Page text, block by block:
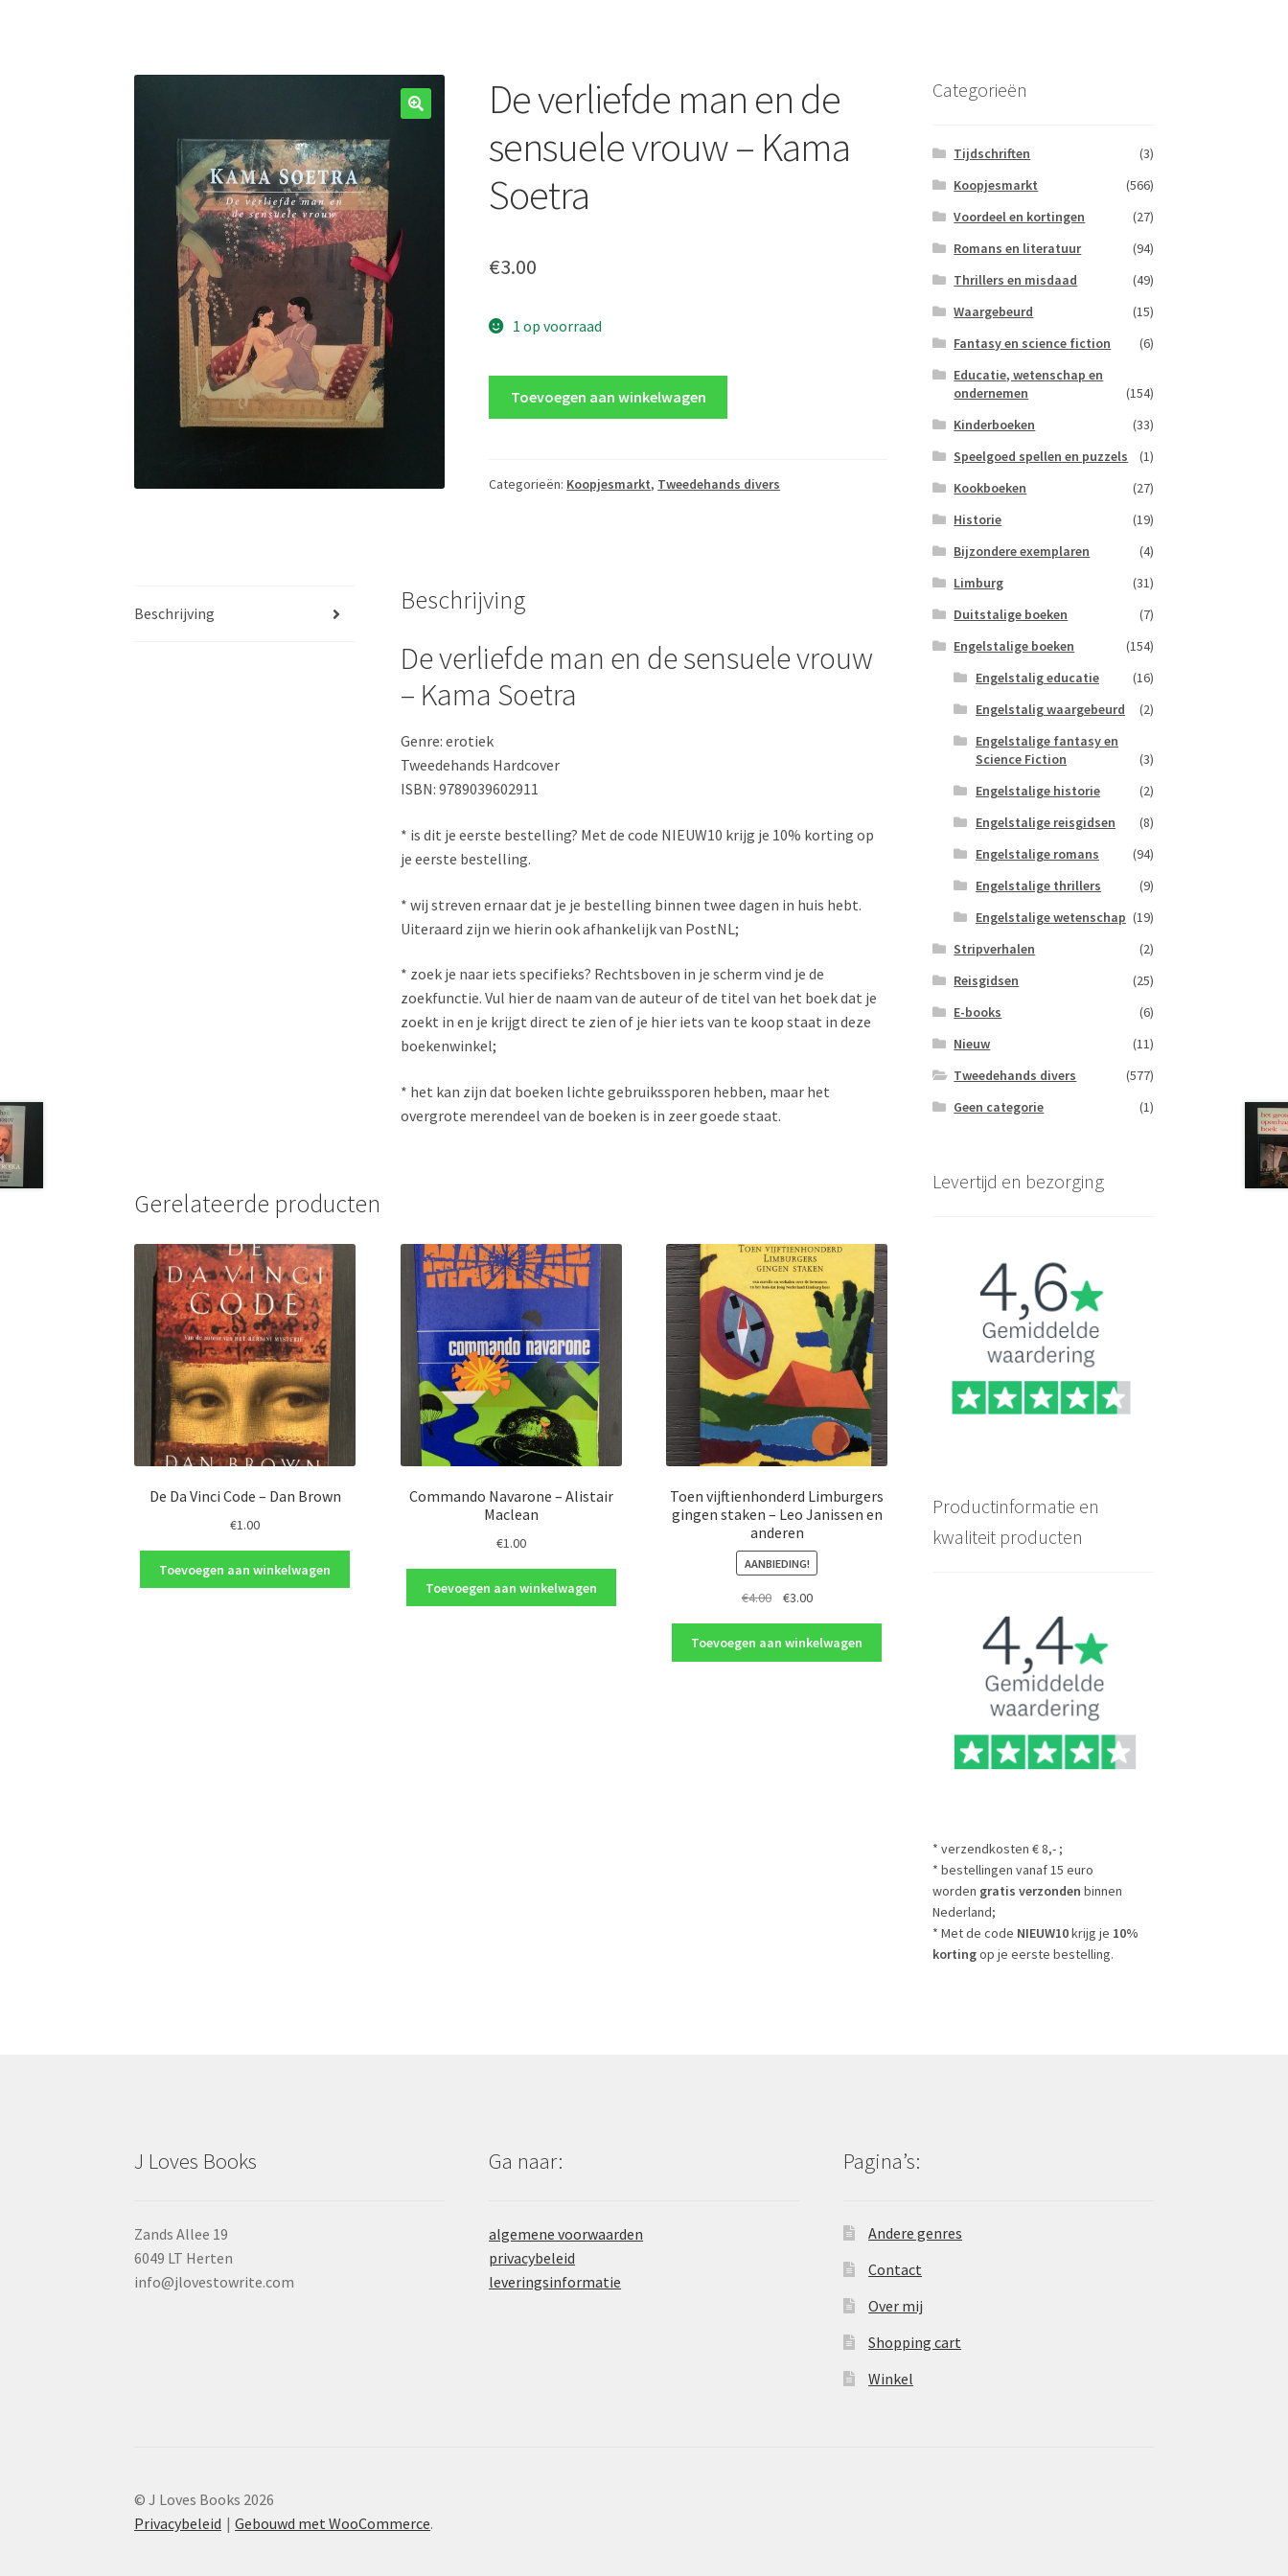
De verliefde man en de
sensuele vrouw – Kama
Soetra
€3.00
1 op voorraad
de
Soetra
Toevoegen aan winkelwagen
Categorieën: Koopjesmarkt, Tweedehands divers
Beschrijving Beschrijving
De verliefde man en de sensuele vrouw
– Kama Soetra
Genre: erotiek
Tweedehands Hardcover
ISBN: 9789039602911
* is dit je eerste bestelling? Met de code NIEUW10 krijg je 10% korting op
je eerste bestelling.
* wij streven ernaar dat je je bestelling binnen twee dagen in huis hebt.
Uiteraard zijn we hierin ook afhankelijk van PostNL;
* zoek je naar iets specifieks? Rechtsboven in je scherm vind je de
zoekfunctie. Vul hier de naam van de auteur of de titel van het boek dat je
zoekt in en je krijgt direct te zien of je hier iets van te koop staat in deze
boekenwinkel;
* het kan zijn dat boeken lichte gebruikssporen hebben, maar het
overgrote merendeel van de boeken is in zeer goede staat.
Gerelateerde producten
De Da Vinci Code – Dan Brown
€1.00
Toevoegen aan winkelwagen
Commando Navarone – Alistair
Maclean
€1.00
Toevoegen aan winkelwagen
Toen vijftienhonderd Limburgers
gingen staken – Leo Janissen en
anderen
AANBIEDING!
€4.00
Oorspronkelijke
was:
€4.00.
€3.00Huidige
is:
€3.00.
Toevoegen aan winkelwagen
Categorieën
Tijdschriften
(3)
Koopjesmarkt
(566)
Voordeel en kortingen
(27)
Romans en literatuur
(94)
Thrillers en misdaad
(49)
Waargebeurd
(15)
Fantasy en science fiction
(6)
Educatie, wetenschap en
ondernemen
(154)
Kinderboeken
(33)
Speelgoed spellen en puzzels
(1)
Kookboeken
(27)
Historie
(19)
Bijzondere exemplaren
(4)
Limburg
(31)
Duitstalige boeken
(7)
Engelstalige boeken
(154)
Engelstalig educatie
(16)
Engelstalig waargebeurd
(2)
Engelstalige fantasy en
Science Fiction
(3)
Engelstalige historie
(2)
Engelstalige reisgidsen
(8)
Engelstalige romans
(94)
Engelstalige thrillers
(9)
Engelstalige wetenschap (19)
Stripverhalen
(2)
Reisgidsen
(25)
E-books
(6)
Nieuw
(11)
Tweedehands divers
(577)
Geen categorie
(1)
Levertijd en bezorging
Productinformatie en
kwaliteit producten
* verzendkosten € 8,- ;
* bestellingen vanaf 15 euro
worden gratis verzonden binnen
Nederland;
* Met de code NIEUW10krijg je 10%
kortingop je eerste bestelling.
J Loves Books
Zands Allee 19
6049 LT Herten
info@jlovestowrite.com
Ga naar:
algemene voorwaarden
privacybeleid
leveringsinformatie
Pagina’s:
Andere genres
Contact
Over mij
Shopping cart
Winkel
© J Loves Books 2026
Privacybeleid
Gebouwd met WooCommerce.